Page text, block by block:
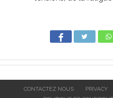
CONTACTEZ NOUS PRIVACY